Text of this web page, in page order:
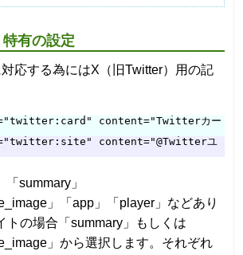
有の設定
応する為にはX（旧Twitter）用の記
content="Twitterカー
content="@Twitterユ
summary」
」「app」「player」などあり
トの場合「summary」もしくは
」から選択します。それぞれ